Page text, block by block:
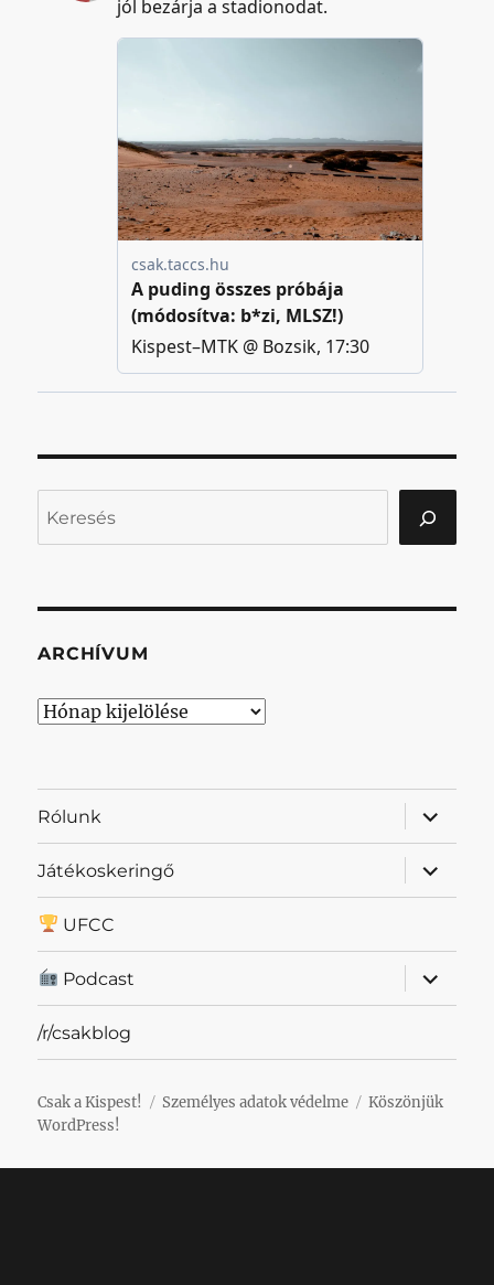
ARCHÍVUM
Archívum
Rólunk
almenü
Játékoskeringő
almenü
UFCC
Podcast
almenü
/r/csakblog
Csak a Kispest! Személyes adatok védelme
Köszönjük
WordPress!